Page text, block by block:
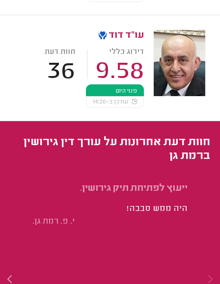
עו"ד דוד
דירוג כללי
9.58
חוות דעת
36
פנוי היום
עודכן ב-14:20
חוות דעת אחרונות על עורך דין גירושין
ברמת גן
ייעוץ לפתיחת תיק גירושין.
היה ממש סבבה!
י. פ. רמת גן.